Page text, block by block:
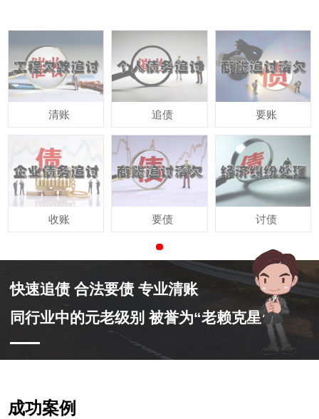
清账
收账
追债
要债
要账
讨债
快速追债 合法要债 专业清账
同行业中的元老级别 被誉为“老赖克星”
成功案例